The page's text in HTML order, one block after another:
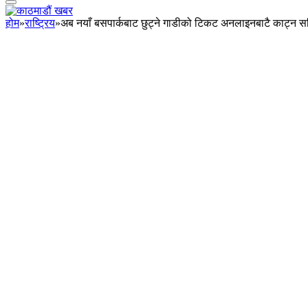
होम»राष्ट्रिय»अब नयाँ बसपार्कबाट छुट्ने गाडीको टिकट अनलाइनबाटै काट्न